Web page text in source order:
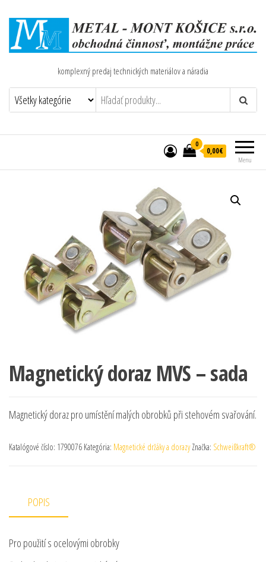
komplexný predaj technických materiálov a náradia
Menu
0
0,00€
Magnetický doraz MVS – sada
Magnetický doraz pro umístění malých obrobků při stehovém svařování.
Katalógové číslo: 1790076 Kategória: Magnetické držáky a dorazy Značka: Schweißkraft®
POPIS
Pro použití s ocelovými obrobky